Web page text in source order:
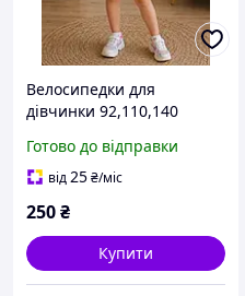
Велосипедки для
дівчинки 92,110,140
бавовняні
Готово до відправки
від25₴/міс
250₴
Купити